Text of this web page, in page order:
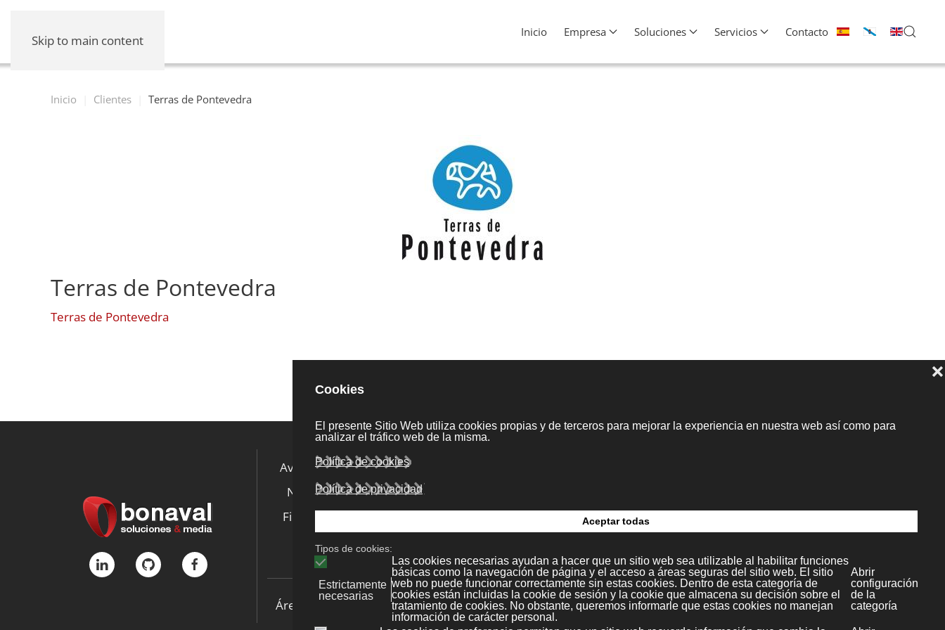
Skip to main content
Inicio Empresa Soluciones Servicios Contacto
Inicio Clientes Terras de Pontevedra
Terras de Pontevedra
Terras de Pontevedra
Avenida Florida 9, 2º Ofic.4
Vigo 36.210
+34 986 447 532
Diseño y desarrollo:Bonaval Multimedia SLCopyright ©
Aviso legal
Noticias
File Store
KB
Kit Digital
Polícita de
Privacidad
Política de
Área privada Mapa web